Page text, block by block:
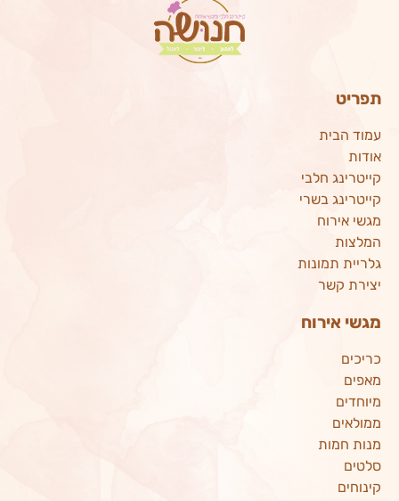
תפריט
עמוד הבית
אודות
קייטרינג חלבי
קייטרינג בשרי
מגשי אירוח
המלצות
גלריית תמונות
יצירת קשר
מגשי אירוח
כריכים
מאפים
מיוחדים
ממולאים
מנות חמות
סלטים
קינוחים